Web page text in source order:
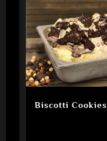
Biscotti Cookies